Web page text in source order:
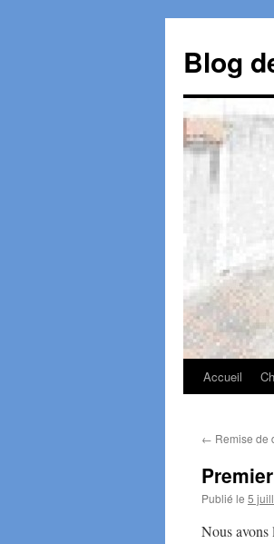
contenu
Blog
Accueil
← Remise de
Publié le 5
Nous avons